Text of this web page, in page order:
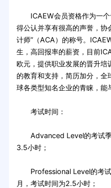
ICAEW会员资格作为一个
得公认并享有很高的声誉，协
计师”（ACA）的称号。
生，高回报率的薪资，目前
欧元，提供职业发展的晋升
的教育和支持，简历加分，
球各类型知名企业的青睐，能
考试时间：
Advanced Level的考试季
3.5小时；
Professional Level的考试
月，考试时间为2.5小时；